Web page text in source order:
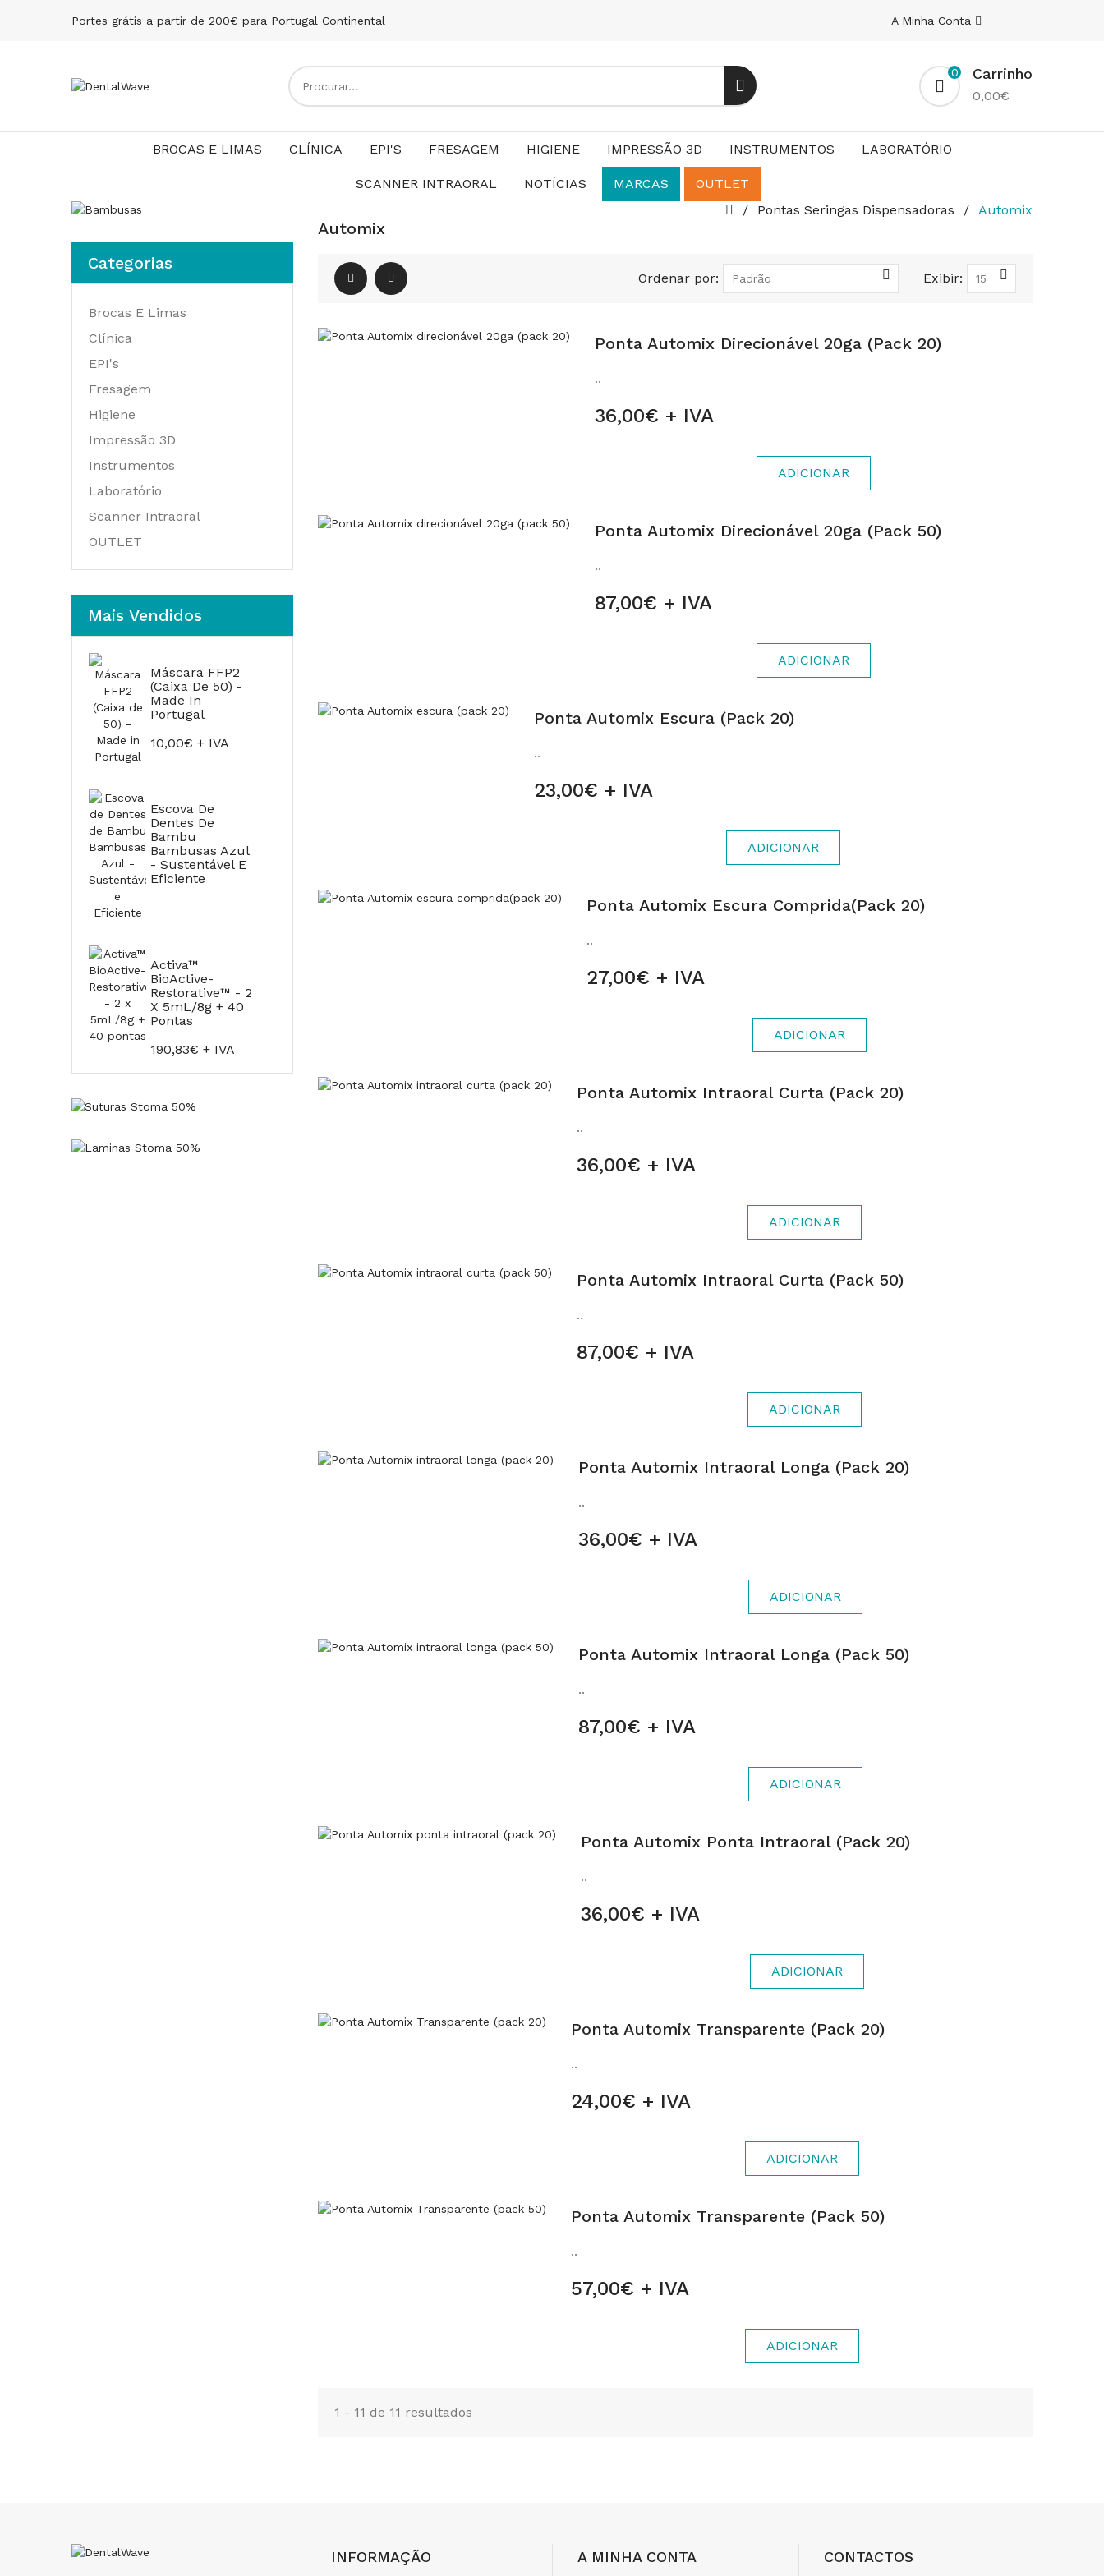
Portes grátis a partir de 200€ para Portugal Continental A Minha Conta
0 Carrinho
0,00€
BROCAS E LIMAS CLÍNICA EPI'S FRESAGEM HIGIENE IMPRESSÃO 3D INSTRUMENTOS LABORATÓRIO
SCANNER INTRAORAL NOTÍCIAS MARCAS
OUTLET
Pontas Seringas Dispensadoras
Automix
Categorias
Brocas E Limas
Clínica
EPI's
Fresagem
Higiene
Impressão 3D
Instrumentos
Laboratório
Scanner Intraoral
OUTLET
Mais Vendidos
Máscara FFP2
(Caixa De 50) -
Made In
Portugal
10,00€ + IVA
Escova De
Dentes De
Bambu
Bambusas Azul
- Sustentável E
Eficiente
Activa™
BioActive-
Restorative™ - 2
X 5mL/8g + 40
Pontas
190,83€ + IVA
Automix
Ordenar por: Exibir:
Ponta Automix Direcionável 20ga (pack 20)
..
36,00€ + IVA
ADICIONAR
Ponta Automix Direcionável 20ga (pack 50)
..
87,00€ + IVA
ADICIONAR
Ponta Automix Escura (pack 20)
..
23,00€ + IVA
ADICIONAR
Ponta Automix Escura Comprida(pack 20)
..
27,00€ + IVA
ADICIONAR
Ponta Automix Intraoral Curta (pack 20)
..
36,00€ + IVA
ADICIONAR
Ponta Automix Intraoral Curta (pack 50)
..
87,00€ + IVA
ADICIONAR
Ponta Automix Intraoral Longa (pack 20)
..
36,00€ + IVA
ADICIONAR
Ponta Automix Intraoral Longa (pack 50)
..
87,00€ + IVA
ADICIONAR
Ponta Automix Ponta Intraoral (pack 20)
..
36,00€ + IVA
ADICIONAR
Ponta Automix Transparente (pack 20)
..
24,00€ + IVA
ADICIONAR
Ponta Automix Transparente (pack 50)
..
57,00€ + IVA
ADICIONAR
1 - 11 de 11 resultados
INFORMAÇÃO A MINHA CONTA CONTACTOS